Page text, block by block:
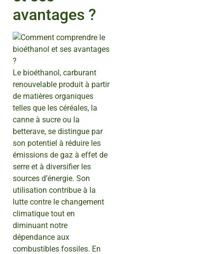
avantages ?
Le bioéthanol, carburant
renouvelable produit à partir
de matières organiques
telles que les céréales, la
canne à sucre ou la
betterave, se distingue par
son potentiel à réduire les
émissions de gaz à effet de
serre et à diversifier les
sources d’énergie. Son
utilisation contribue à la
lutte contre le changement
climatique tout en
diminuant notre
dépendance aux
combustibles fossiles. En